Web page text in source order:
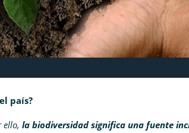
país?
ello, la biodiversidad significa una fuente